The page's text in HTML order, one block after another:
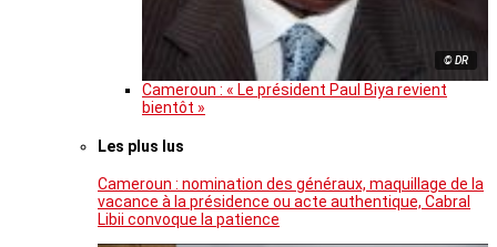
© DR
Cameroun : « Le président Paul Biya revient
bientôt »
Les plus lus
Cameroun : nomination des généraux, maquillage de la
vacance à la présidence ou acte authentique, Cabral
Libii convoque la patience